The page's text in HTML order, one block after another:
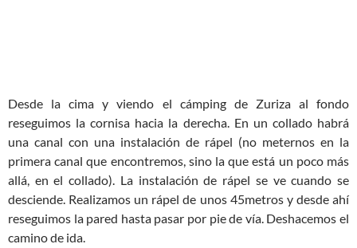
Desde la cima y viendo el cámping de Zuriza al fondo
reseguimos la cornisa hacia la derecha. En un collado habrá
una canal con una instalación de rápel (no meternos en la
primera canal que encontremos, sino la que está un poco más
allá, en el collado). La instalación de rápel se ve cuando se
desciende. Realizamos un rápel de unos 45metros y desde ahí
reseguimos la pared hasta pasar por pie de vía. Deshacemos el
camino de ida.